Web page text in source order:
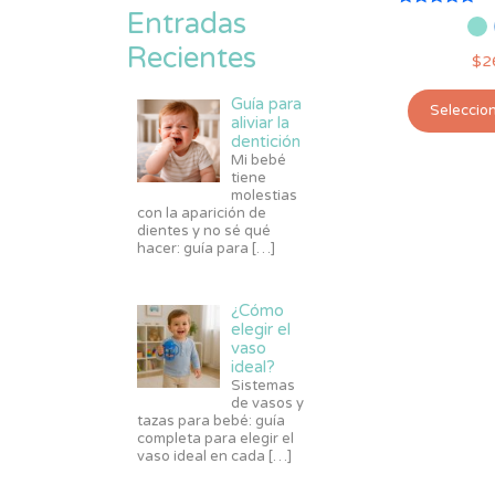
$
Entradas
Recientes
Guía para
aliviar la
dentición
Mi bebé
tiene
molestias
con la aparición de
dientes y no sé qué
hacer: guía para […]
¿Cómo
elegir el
vaso
ideal?
Sistemas
de vasos y
tazas para bebé: guía
completa para elegir el
vaso ideal en cada […]